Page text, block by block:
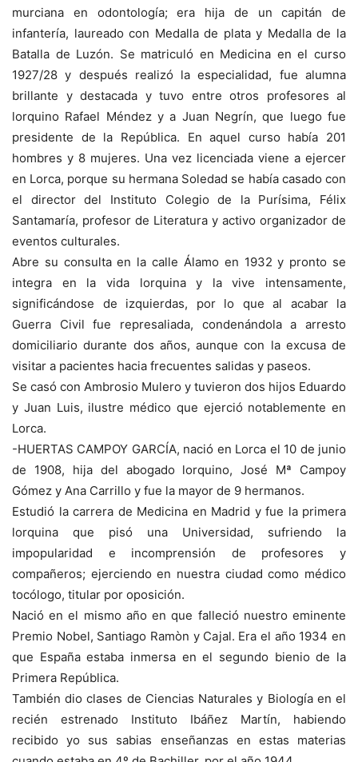
murciana en odontología; era hija de un capitán de
infantería, laureado con Medalla de plata y Medalla de la
Batalla de Luzón. Se matriculó en Medicina en el curso
1927/28 y después realizó la especialidad, fue alumna
brillante y destacada y tuvo entre otros profesores al
lorquino Rafael Méndez y a Juan Negrín, que luego fue
presidente de la República. En aquel curso había 201
hombres y 8 mujeres. Una vez licenciada viene a ejercer
en Lorca, porque su hermana Soledad se había casado con
el director del Instituto Colegio de la Purísima, Félix
Santamaría, profesor de Literatura y activo organizador de
eventos culturales.
Abre su consulta en la calle Álamo en 1932 y pronto se
integra en la vida lorquina y la vive intensamente,
significándose de izquierdas, por lo que al acabar la
Guerra Civil fue represaliada, condenándola a arresto
domiciliario durante dos años, aunque con la excusa de
visitar a pacientes hacia frecuentes salidas y paseos.
Se casó con Ambrosio Mulero y tuvieron dos hijos Eduardo
y Juan Luis, ilustre médico que ejerció notablemente en
Lorca.
-HUERTAS CAMPOY GARCÍA, nació en Lorca el 10 de junio
de 1908, hija del abogado lorquino, José Mª Campoy
Gómez y Ana Carrillo y fue la mayor de 9 hermanos.
Estudió la carrera de Medicina en Madrid y fue la primera
lorquina que pisó una Universidad, sufriendo la
impopularidad e incomprensión de profesores y
compañeros; ejerciendo en nuestra ciudad como médico
tocólogo, titular por oposición.
Nació en el mismo año en que falleció nuestro eminente
Premio Nobel, Santiago Ramòn y Cajal. Era el año 1934 en
que España estaba inmersa en el segundo bienio de la
Primera República.
También dio clases de Ciencias Naturales y Biología en el
recién estrenado Instituto Ibáñez Martín, habiendo
recibido yo sus sabias enseñanzas en estas materias